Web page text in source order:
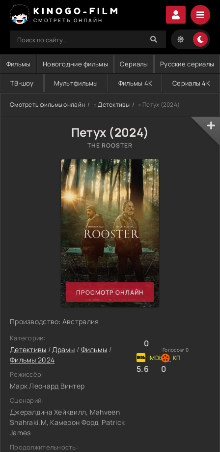
KINOGO-FILM
СМОТРЕТЬ ОНЛАЙН
Фильмы Новогодние фильмы Сериалы Русские сериалы
ТВ-шоу Мультфильмы Фильмы 4K Сериалы 4K
Смотреть фильмы онлайн »Детективы » Петух (2024)
Петух (2024)
THE ROOSTER
ПРОСМОТР ОНЛАЙН
Производство: Австралия
Категории:
Детективы /Драмы / Фильмы /
Фильмы 2024
Режиссёр:
Марк Леонард Винтер
Сценарий:
Джералдина Хейквилл, Mahveen
Shahraki.M, Камерон Форд, Patrick
James
Продолжительность:
0
Голосов: 0
5.6 0